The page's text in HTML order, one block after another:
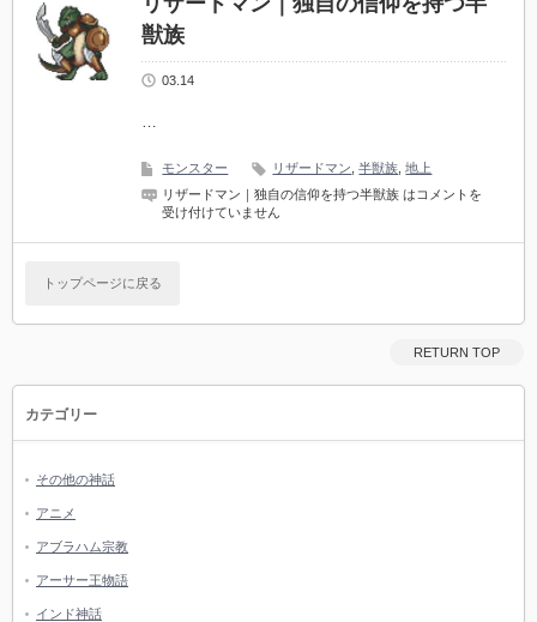
獣族
03.14
…
モンスター リザードマン ,半獣族 ,地上
リザードマン｜独自の信仰を持つ半獣族 は コメントを
受け付けていません
トップページに戻る
RETURN TOP
カテゴリー
その他の神話
アニメ
アブラハム宗教
アーサー王物語
インド神話